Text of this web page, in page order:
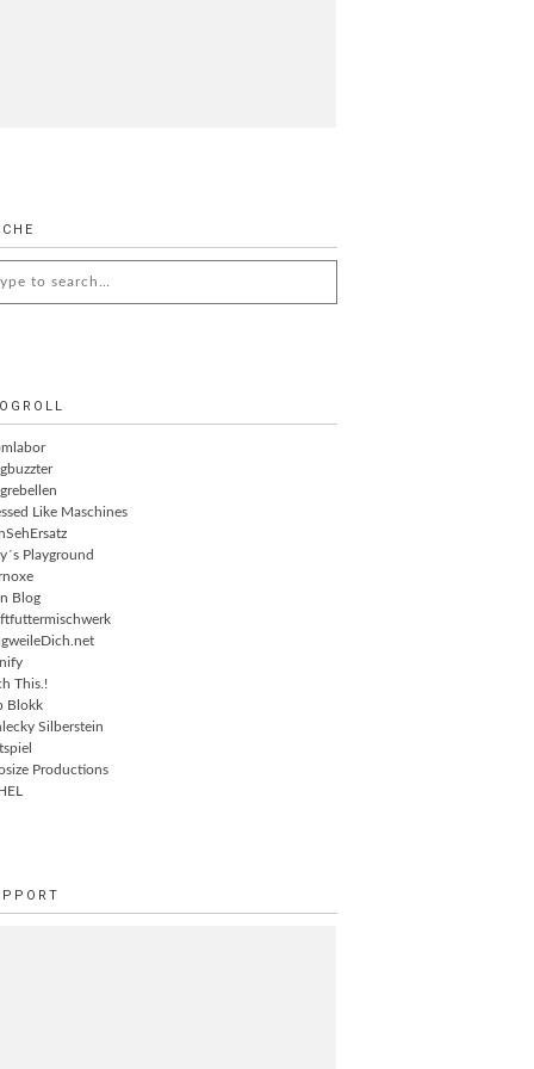
Like Maschines
Playground
Blog
This.!
Blokk
Silberstein
Productions